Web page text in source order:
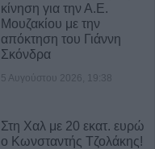
κίνηση για την Α.Ε.
Μουζακίου με την
απόκτηση του Γιάννη
Σκόνδρα
5 Αυγούστου 2026, 19:38
Στη Χαλ με 20 εκατ. ευρώ
ο Κωνσταντής Τζολάκης!